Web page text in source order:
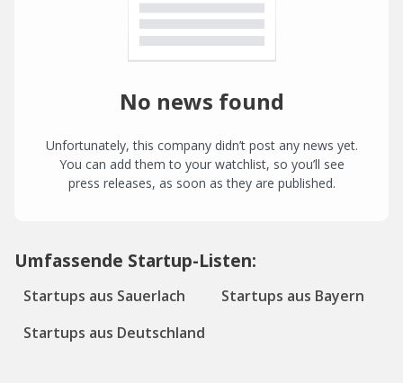
No news found
Unfortunately, this company didn’t post any news yet.
You can add them to your watchlist, so you’ll see
press releases, as soon as they are published.
Umfassende Startup-Listen:
Startups aus Sauerlach
Startups aus Bayern
Startups aus Deutschland